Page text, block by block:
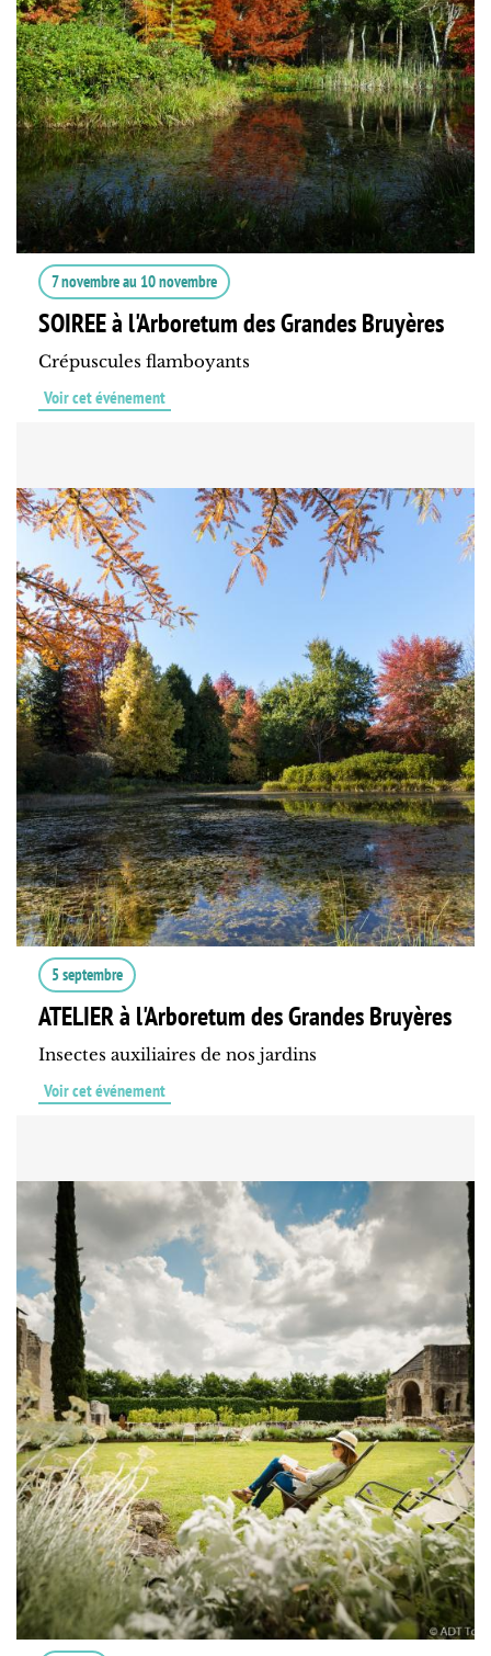
7 novembreau 10 novembre
SOIREE à l'Arboretum des Grandes Bruyères
Crépuscules flamboyants
Voir cet événement
5 septembre
ATELIER à l'Arboretum des Grandes Bruyères
Insectes auxiliaires de nos jardins
Voir cet événement